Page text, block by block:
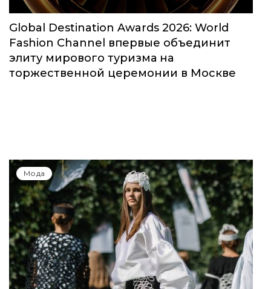
Global Destination Awards 2026: World
Fashion Channel впервые объединит
элиту мирового туризма на
торжественной церемонии в Москве